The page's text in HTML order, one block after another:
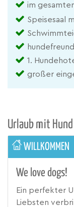
im
Speisesaal
1.
großer
Urlaub mit
WILLKOMMEN
We love dogs!
Ein perfekter
Liebsten